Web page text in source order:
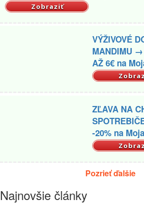
Zobraziť
VÝŽIVOVÉ
MANDIMU
AŽ 6€ na
ZĽAVA NA
-20% na
Pozrieť ďalšie
Najnovšie články